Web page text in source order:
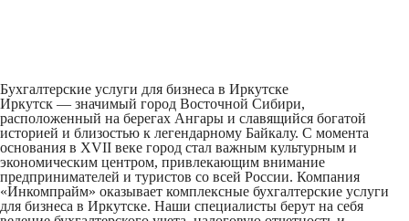
Бухгалтерские услуги для бизнеса в Иркутске
Иркутск — значимый город Восточной Сибири,
расположенный на берегах Ангары и славящийся богатой
историей и близостью к легендарному Байкалу. С момента
основания в XVII веке город стал важным культурным и
экономическим центром, привлекающим внимание
предпринимателей и туристов со всей России. Компания
«Инкомпрайм» оказывает комплексные бухгалтерские услуги
для бизнеса в Иркутске. Наши специалисты берут на себя